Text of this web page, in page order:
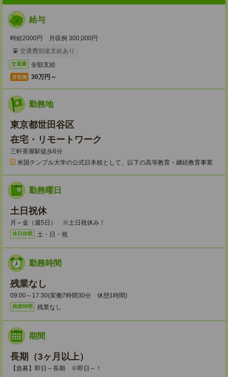
給与
時給2000円 月収例 300,000円
交通費別途支給あり
交通費 全額支給
月収例 30万円～
勤務地
東京都世田谷区
在宅・リモートワーク
三軒茶屋駅徒歩6分
米国テンプル大学の公式日本校として、以下の高等教育・継続教育事業
勤務曜日
土日祝休
月～金（週5日） ※土日祝休み！
休日休暇 土・日・祝
勤務時間
残業なし
09:00～17:30(実働7時間30分 休憩1時間)
残業時間 残業なし
期間
長期（3ヶ月以上）
【急募】即日～長期 ※即日～！